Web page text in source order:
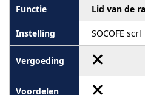
Lid van de
SOCOFE scrl